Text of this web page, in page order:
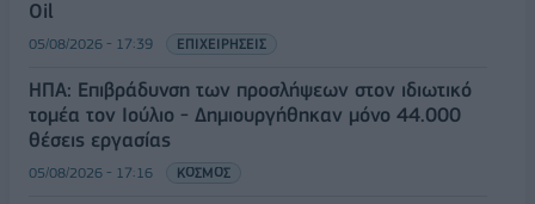
Oil
05/08/2026 - 17:39 ΕΠΙΧΕΙΡΗΣΕΙΣ
ΗΠΑ: Επιβράδυνση των προσλήψεων στον ιδιωτικό
τομέα τον Ιούλιο - Δημιουργήθηκαν μόνο 44.000
θέσεις εργασίας
05/08/2026 - 17:16 ΚΟΣΜΟΣ